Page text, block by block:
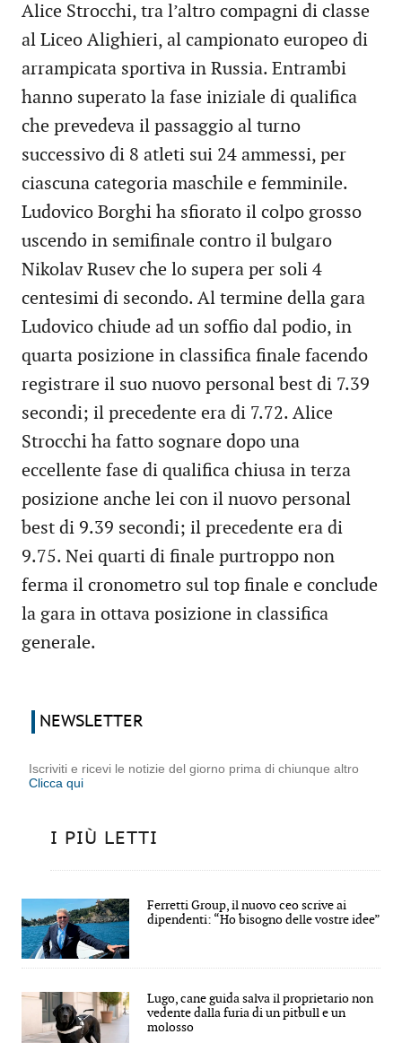
Alice Strocchi, tra l’altro compagni di classe
al Liceo Alighieri, al campionato europeo di
arrampicata sportiva in Russia. Entrambi
hanno superato la fase iniziale di qualifica
che prevedeva il passaggio al turno
successivo di 8 atleti sui 24 ammessi, per
ciascuna categoria maschile e femminile.
Ludovico Borghi ha sfiorato il colpo grosso
uscendo in semifinale contro il bulgaro
Nikolav Rusev che lo supera per soli 4
centesimi di secondo. Al termine della gara
Ludovico chiude ad un soffio dal podio, in
quarta posizione in classifica finale facendo
registrare il suo nuovo personal best di 7.39
secondi; il precedente era di 7.72. Alice
Strocchi ha fatto sognare dopo una
eccellente fase di qualifica chiusa in terza
posizione anche lei con il nuovo personal
best di 9.39 secondi; il precedente era di
9.75. Nei quarti di finale purtroppo non
ferma il cronometro sul top finale e conclude
la gara in ottava posizione in classifica
generale.
NEWSLETTER
Iscriviti e ricevi le notizie del giorno prima di chiunque altro
Clicca qui
I PIÙ LETTI
Ferretti Group, il nuovo ceo scrive ai
dipendenti: “Ho bisogno delle vostre idee”
Lugo, cane guida salva il proprietario non
vedente dalla furia di un pitbull e un
molosso